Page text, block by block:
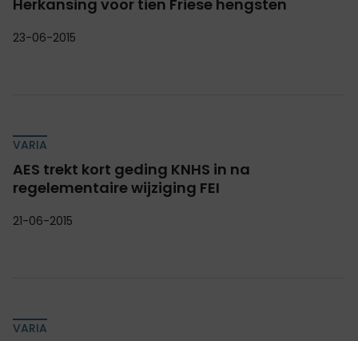
Herkansing voor tien Friese hengsten
23-06-2015
VARIA
AES trekt kort geding KNHS in na
regelementaire wijziging FEI
21-06-2015
VARIA